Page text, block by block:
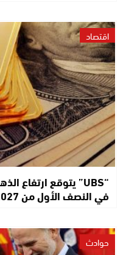
اقتصاد
في النصف الأول من 2027
حوادث